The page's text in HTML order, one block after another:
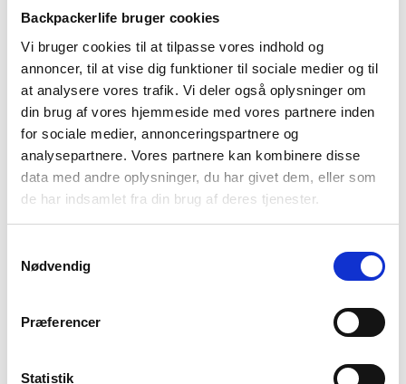
Backpackerlife bruger cookies
Vi bruger cookies til at tilpasse vores indhold og
annoncer, til at vise dig funktioner til sociale medier og til
at analysere vores trafik. Vi deler også oplysninger om
din brug af vores hjemmeside med vores partnere inden
for sociale medier, annonceringspartnere og
analysepartnere. Vores partnere kan kombinere disse
data med andre oplysninger, du har givet dem, eller som
de har indsamlet fra din brug af deres tjenester.
Nødvendig
Præferencer
Statistik
rygsæk, også kan dukøbe pakken inklusiv rygsæk her
sove i telt på turen, kan du overveje at tilkøbe et telt til
pakken.
Outdoor/shelter pakken indeholder:
Trip 3 sovepose: Letvægtig og kompakt 3 sæsons
sovepose med en komfort temperatur på 4 grader. Får du det
for varmt, kan du med en to-vejs lynlås lyne op i fodenden og
derved regulere temperaturen i soveposen.
Liggeunderlag: Kompakt liggeunderlag som sørger at du
indbygget fodpumpe, så det let kan pustes op når du er på
tur. Derudover har liggeunderlaget en højde på 10 cm, der er
En pude øger din komfort under
turen, så du får en god nattesøvn.